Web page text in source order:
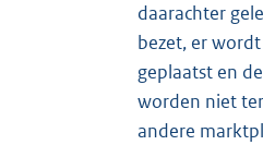
daarachter
bezet, er
geplaatst en
worden niet
andere